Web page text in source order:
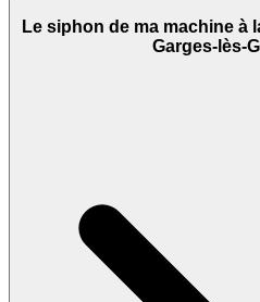
Le siphon de ma machine à
Garges-lès-